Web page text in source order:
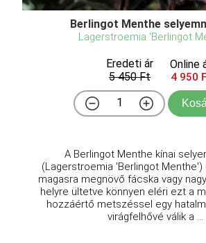
Berlingot Menthe
Lagerstroemia 'Berlingot
Eredeti ár
5 450 Ft
Online
4 950
A Berlingot Menthe kínai
(Lagerstroemia 'Berlingot Menthe')
magasra megnövő fácska vagy
helyre ültetve könnyen eléri ezt a
hozzáértő metszéssel egy
virágfelhővé válik a ...